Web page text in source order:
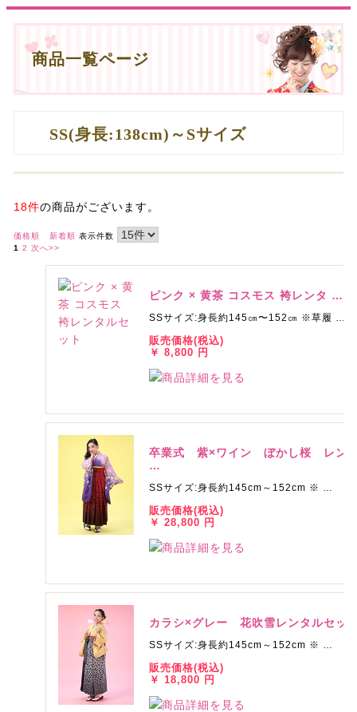
商品一覧ページ
SS(身長:138cm)～Sサイズ
18件の商品がございます。
価格順 新着順 表示件数
1
2 次へ>>
ピンク × 黄茶 コスモス 袴レンタ …
SSサイズ:身長約145㎝〜152㎝ ※草履 …
販売価格(税込)
￥ 8,800 円
卒業式 紫×ワイン ぼかし桜 レン
…
SSサイズ:身長約145cm～152cm ※ …
販売価格(税込)
￥ 28,800 円
カラシ×グレー 花吹雪レンタルセッ
SSサイズ:身長約145cm～152cm ※ …
販売価格(税込)
￥ 18,800 円